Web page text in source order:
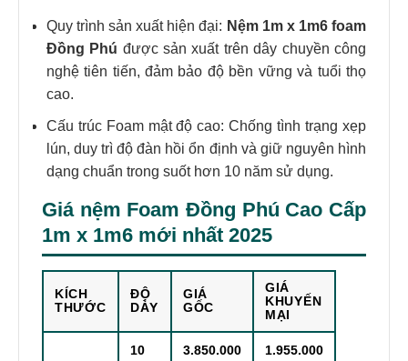
Quy trình sản xuất hiện đại: Nệm 1m x 1m6 foam
Đồng Phú được sản xuất trên dây chuyền công
nghệ tiên tiến, đảm bảo độ bền vững và tuổi thọ
cao.
Cấu trúc Foam mật độ cao: Chống tình trạng xẹp
lún, duy trì độ đàn hồi ổn định và giữ nguyên hình
dạng chuẩn trong suốt hơn 10 năm sử dụng.
Giá nệm Foam Đồng Phú Cao Cấp
1m x 1m6 mới nhất 2025
KÍCH
THƯỚC
ĐỘ
DÀY
GIÁ
GỐC
GIÁ
KHUYẾN
MẠI
10
3.850.000
1.955.000